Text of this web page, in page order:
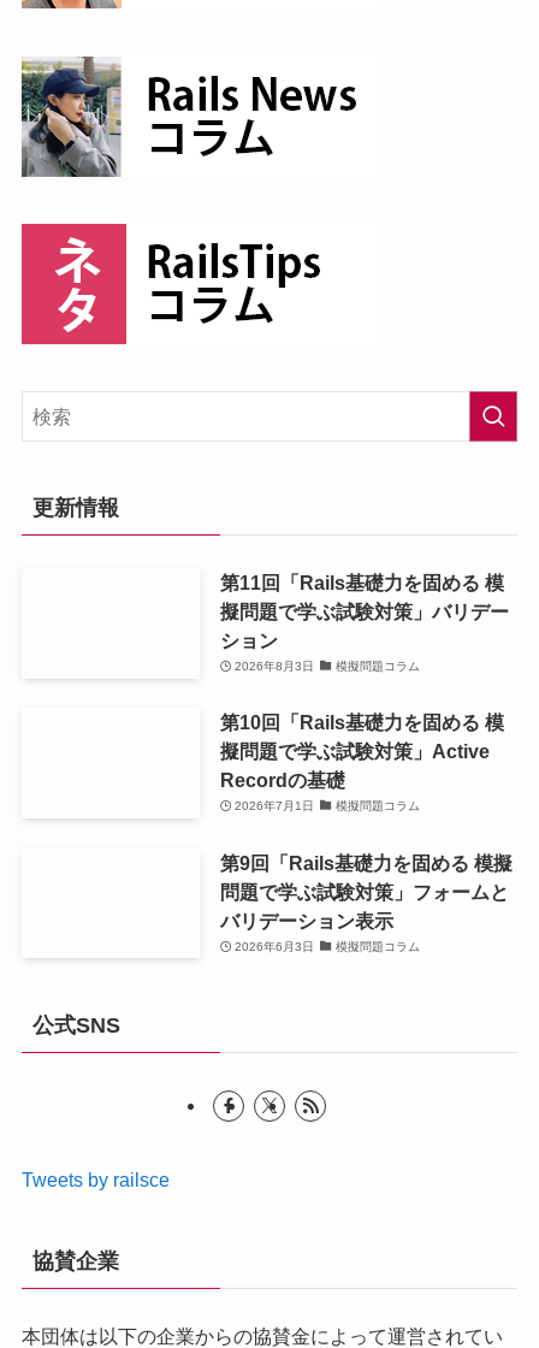
更新情報
第11回「Rails基礎力を固める 模
擬問題で学ぶ試験対策」バリデー
ション
2026年8月3日 模擬問題コラム
第10回「Rails基礎力を固める 模
擬問題で学ぶ試験対策」Active
Recordの基礎
2026年7月1日 模擬問題コラム
第9回「Rails基礎力を固める 模擬
問題で学ぶ試験対策」フォームと
バリデーション表示
2026年6月3日 模擬問題コラム
公式SNS
Tweets by railsce
協賛企業
本団体は以下の企業からの協賛金によって運営されてい